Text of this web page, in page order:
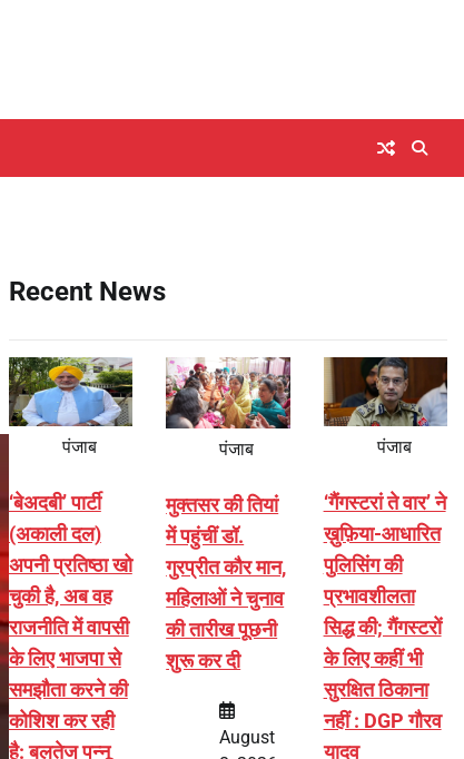
Recent News
पंजाब
‘बेअदबी’ पार्टी
(अकाली दल)
अपनी प्रतिष्ठा खो
चुकी है, अब वह
राजनीति में वापसी
के लिए भाजपा से
समझौता करने की
कोशिश कर रही
है: बलतेज पन्नू
पंजाब
मुक्तसर की तियां
में पहुंचीं डॉ.
गुरप्रीत कौर मान,
महिलाओं ने चुनाव
की तारीख पूछनी
शुरू कर दी
August
पंजाब
‘गैंगस्टरां ते वार’ ने
ख़ुफ़िया-आधारित
पुलिसिंग की
प्रभावशीलता
सिद्ध की; गैंगस्टरों
के लिए कहीं भी
सुरक्षित ठिकाना
नहीं : DGP गौरव
यादव